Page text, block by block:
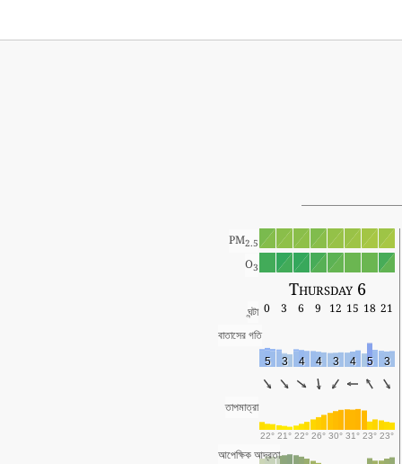
PM2.5
O3
Thursday 6
ঘন্টা 0 3 6 9 12 15 18 21
বাতাসের গতি
5 3 4 4 3 4 5 3
তাপমাত্রা
22° 21° 22° 26° 30° 31° 23° 23°
আপেক্ষিক আদ্রতা